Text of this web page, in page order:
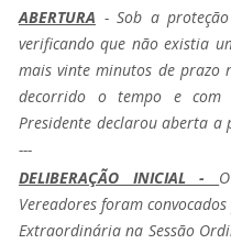
ABERTURA - Sob a
verificando que não existia
mais vinte minutos de prazo
decorrido o tempo e
Presidente declarou aberta a
---
DELIBERAÇÃO INICIAL -
Vereadores foram
Extraordinária na Sessão